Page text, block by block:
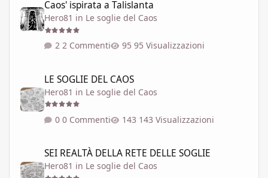
Caos' ispirata a Talislanta
Hero81 in Le soglie del Caos
2 Commenti 95 Visualizzazioni
LE SOGLIE DEL CAOS
Hero81 in Le soglie del Caos
0 Commenti 143 Visualizzazioni
SEI REALTÀ DELLA RETE DELLE SOGLIE
Hero81 in Le soglie del Caos